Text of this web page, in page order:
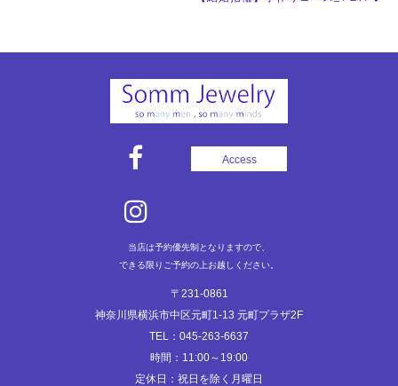
ビ
Access
当店は予約優先制となりますので、
できる限りご予約の上お越しください。
〒231-0861
神奈川県横浜市中区元町1-13 元町プラザ2F
TEL：045-263-6637
時間：11:00～19:00
定休日：祝日を除く月曜日